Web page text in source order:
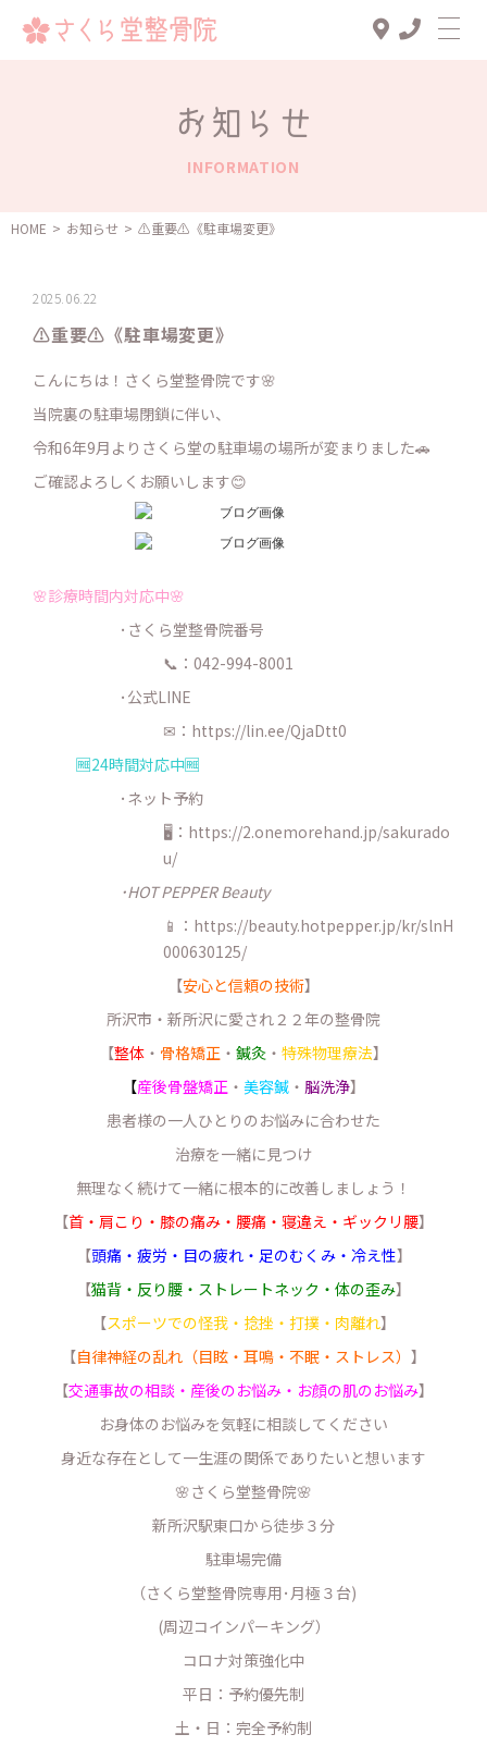
診療メニュー
スタッフ一覧
お知らせ
INFORMATION
HOME > お知らせ > ⚠️重要⚠️《駐車場変更》
2025.06.22
⚠️重要⚠️《駐車場変更》
こんにちは！さくら堂整骨院です🌸
当院裏の駐車場閉鎖に伴い、
令和6年9月よりさくら堂の駐車場の場所が変まりました🚗
ご確認よろしくお願いします😊
🌸診療時間内対応中🌸
･さくら堂整骨院番号
📞：042-994-8001
･公式LINE
✉： https://lin.ee/QjaDtt0
🆓24時間対応中🆓
･ネット予約
🖥：https://2.onemorehand.jp/sakurado
u/
･HOT PEPPER Beauty
📱：https://beauty.hotpepper.jp/kr/slnH
000630125/
【安心と信頼の技術】
所沢市・新所沢に愛され２２年の整骨院
【整体 ・ 骨格矯正 ・ 鍼灸 ・ 特殊物理療法】
【産後骨盤矯正 ・ 美容鍼 ・ 脳洗浄】
患者様の一人ひとりのお悩みに合わせた
治療を一緒に見つけ
無理なく続けて一緒に根本的に改善しましょう！
【首・肩こり・膝の痛み・腰痛・寝違え・ギックリ腰】
【頭痛・疲労・目の疲れ・足のむくみ・冷え性】
【猫背・反り腰・ストレートネック・体の歪み】
【スポーツでの怪我・捻挫・打撲・肉離れ】
【自律神経の乱れ（目眩・耳鳴・不眠・ストレス） 】
【交通事故の相談・産後のお悩み・お顔の肌のお悩み】
お身体のお悩みを気軽に相談してください
身近な存在として一生涯の関係でありたいと想います
🌸さくら堂整骨院🌸
新所沢駅東口から徒歩３分
駐車場完備
（さくら堂整骨院専用･月極３台)
(周辺コインパーキング）
コロナ対策強化中
平日：予約優先制
土・日：完全予約制